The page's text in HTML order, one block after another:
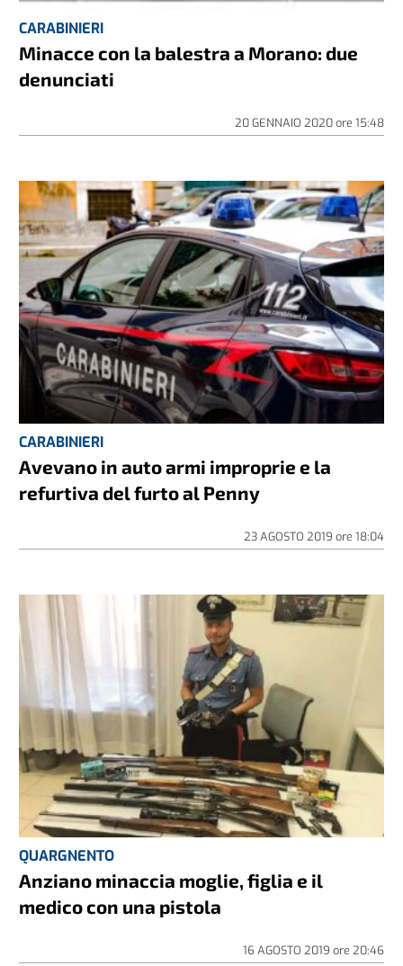
CARABINIERI
Minacce con la balestra a Morano: due
denunciati
20 GENNAIO 2020ore 15:48
CARABINIERI
Avevano in auto armi improprie e la
refurtiva del furto al Penny
23 AGOSTO 2019 ore 18:04
QUARGNENTO
Anziano minaccia moglie, figlia e il
medico con una pistola
16 AGOSTO 2019 ore 20:46